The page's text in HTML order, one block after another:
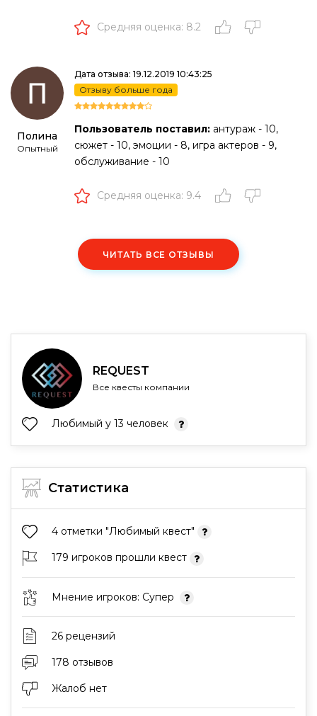
Средняя оценка: 8.2
Полина
Опытный
Дата отзыва: 19.12.2019 10:43:25
Отзыву больше года
Пользователь поставил: антураж - 10,
сюжет - 10, эмоции - 8, игра актеров - 9,
обслуживание - 10
Средняя оценка: 9.4
ЧИТАТЬ ВСЕ ОТЗЫВЫ
REQUEST
Все квесты компании
Любимый у 13 человек
Статистика
4 отметки "Любимый квест"
179 игроков прошли квест
Мнение игроков: Супер
26 рецензий
178 отзывов
Жалоб нет